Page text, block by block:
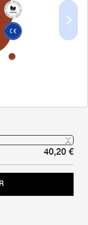
Next
40,20€